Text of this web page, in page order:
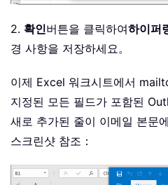
2. 확인버튼을 클릭하여하이퍼
경 사항을 저장하세요。
이제 Excel 워크시트에서
지정된 모든 필드가 포함된
새로 추가된 줄이 이메일 본문
스크린샷 참조：